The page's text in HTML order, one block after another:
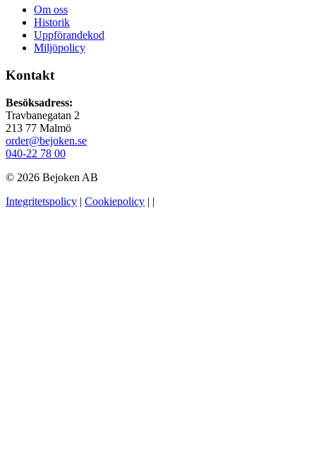
Om oss
Historik
Uppförandekod
Miljöpolicy
Kontakt
Besöksadress:
Travbanegatan 2
213 77 Malmö
order@bejoken.se
040-22 78 00
© 2026 Bejoken AB
Integritetspolicy | Cookiepolicy | |